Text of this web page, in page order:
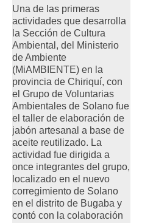
Una de las primeras
actividades que desarrolla
la Sección de Cultura
Ambiental, del Ministerio
de Ambiente
(MiAMBIENTE) en la
provincia de Chiriquí, con
el Grupo de Voluntarias
Ambientales de Solano fue
el taller de elaboración de
jabón artesanal a base de
aceite reutilizado. La
actividad fue dirigida a
once integrantes del grupo,
localizado en el nuevo
corregimiento de Solano
en el distrito de Bugaba y
contó con la colaboración